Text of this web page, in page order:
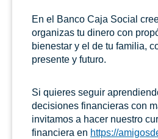
En el Banco Caja Social
organizas tu dinero con
bienestar y el de tu familia,
presente y futuro.
Si quieres seguir
decisiones financieras con
invitamos a hacer nuestro
financiera en https://